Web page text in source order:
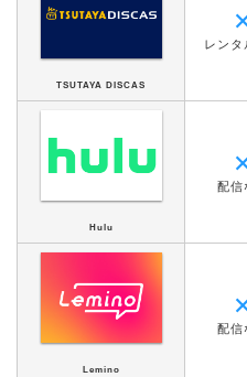
TSUTAYA DISCAS
レンタ
Hulu
配信
Lemino
配信